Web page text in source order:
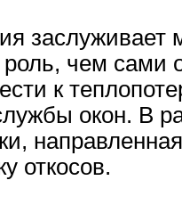
заслуживает
чем сами
к
окон. В
откосов.